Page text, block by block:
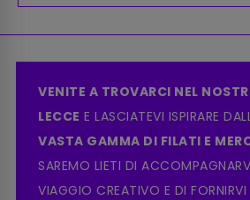
VENITE A TROVARCI NEL
LECCE E LASCIATEVI ISPIRARE
VASTA GAMMA DI FILATI E
SAREMO LIETI DI
VIAGGIO CREATIVO E DI